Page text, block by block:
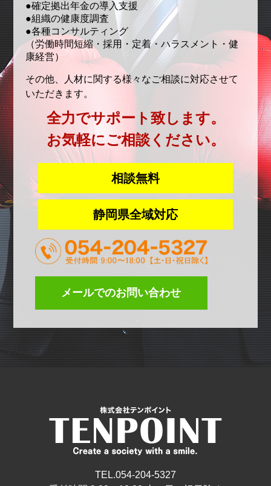
●確定拠出年金の導入支援
●組織の健康度調査
●各種コンサルティング
（労働時間短縮・採用・定着・ハラスメント・健
康経営）
その他、人材に関する様々なご相談に対応させて
いただきます。
全力でサポート致します。
お気軽にご相談ください。
相談無料
静岡県全域対応
メールでのお問い合わせ
TEL.054-204-5327